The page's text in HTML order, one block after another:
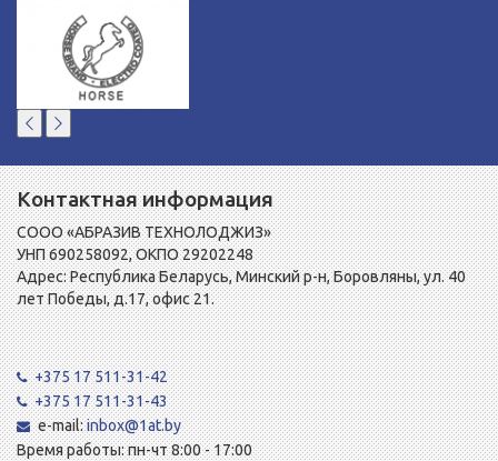
Контактная информация
СООО «АБРАЗИВ ТЕХНОЛОДЖИЗ»
УНП 690258092, ОКПО 29202248
Адрес: Республика Беларусь, Минский р-н, Боровляны, ул. 40
лет Победы, д.17, офис 21.
+375 17 511-31-42
+375 17 511-31-43
e-mail:inbox@1at.by
Время работы: пн-чт 8:00 - 17:00